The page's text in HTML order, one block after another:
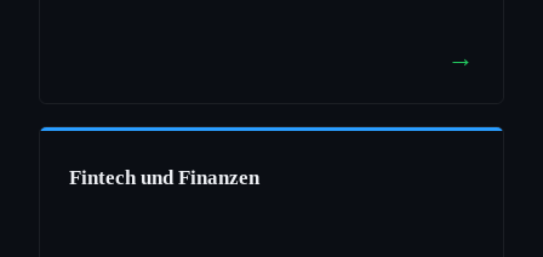
→
Fintech und Finanzen